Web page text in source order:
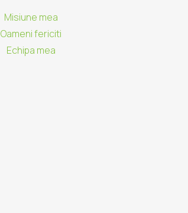
Misiune mea
Oameni fericiti
Echipa mea